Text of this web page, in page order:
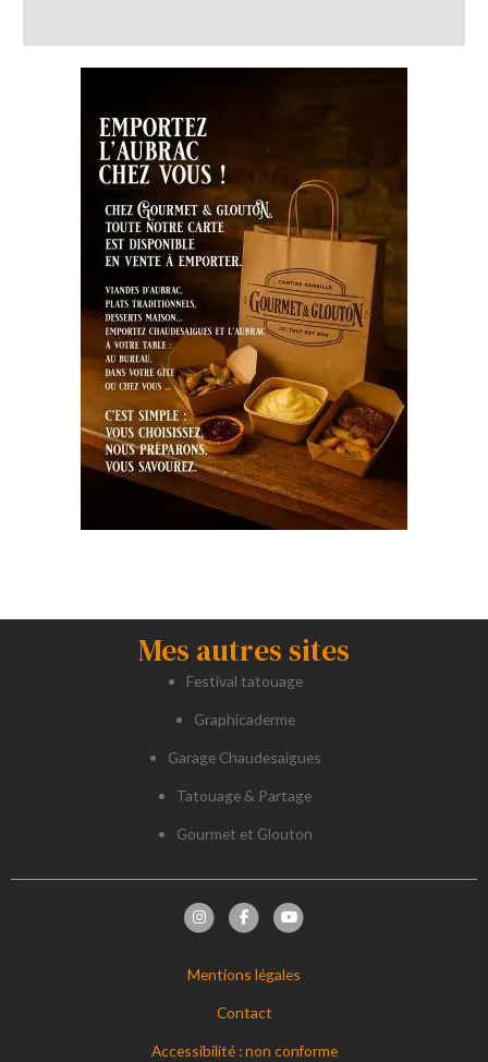
Mes autres sites
Festival tatouage
Graphicaderme
Garage Chaudesaigues
Tatouage & Partage
Gourmet et Glouton
Mentions légales
Contact
Accessibilité : non conforme